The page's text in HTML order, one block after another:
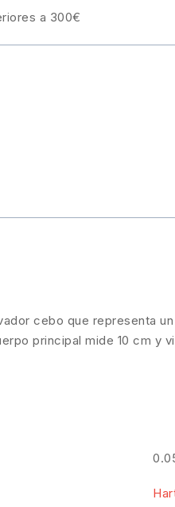
a 300€
cebo que representa
principal mide 10 cm y